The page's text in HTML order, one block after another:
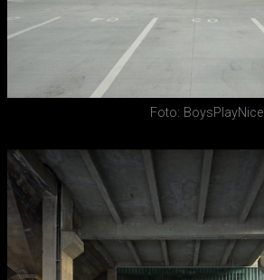
Foto: BoysPlayNice